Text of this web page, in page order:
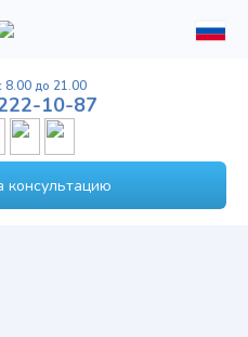
8.00 до 21.00
консультацию
10-87